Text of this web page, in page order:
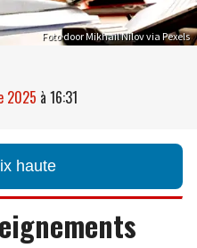
Foto door Mikhail Nilov via Pexels
2025 à 16:31
haute